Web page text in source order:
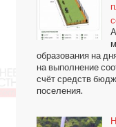
образования на
на выполнение
счёт средств
поселения.